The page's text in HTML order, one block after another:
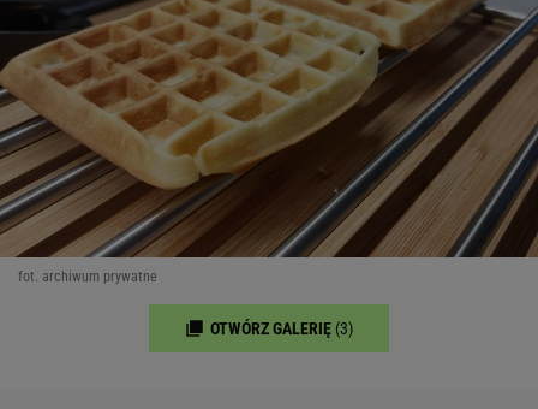
fot. archiwum prywatne
OTWÓRZ GALERIĘ (3)